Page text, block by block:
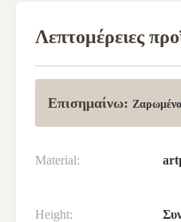
Λεπτομέρειες
Επισημαίνω:
Material:
Height: